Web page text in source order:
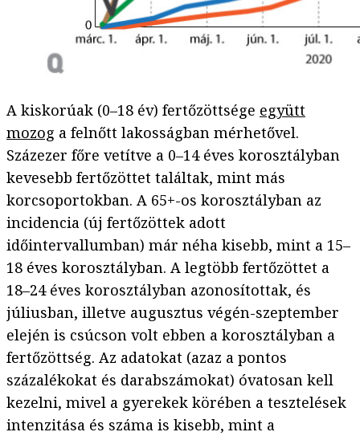
A kiskorúak (0–18 év) fertőzöttsége együtt
mozog a felnőtt lakosságban mérhetővel.
Százezer főre vetítve a 0–14 éves korosztályban
kevesebb fertőzöttet találtak, mint más
korcsoportokban. A 65+-os korosztályban az
incidencia (új fertőzöttek adott
időintervallumban) már néha kisebb, mint a 15–
18 éves korosztályban. A legtöbb fertőzöttet a
18–24 éves korosztályban azonosítottak, és
júliusban, illetve augusztus végén-szeptember
elején is csúcson volt ebben a korosztályban a
fertőzöttség. Az adatokat (azaz a pontos
százalékokat és darabszámokat) óvatosan kell
kezelni, mivel a gyerekek körében a tesztelések
intenzitása és száma is kisebb, mint a